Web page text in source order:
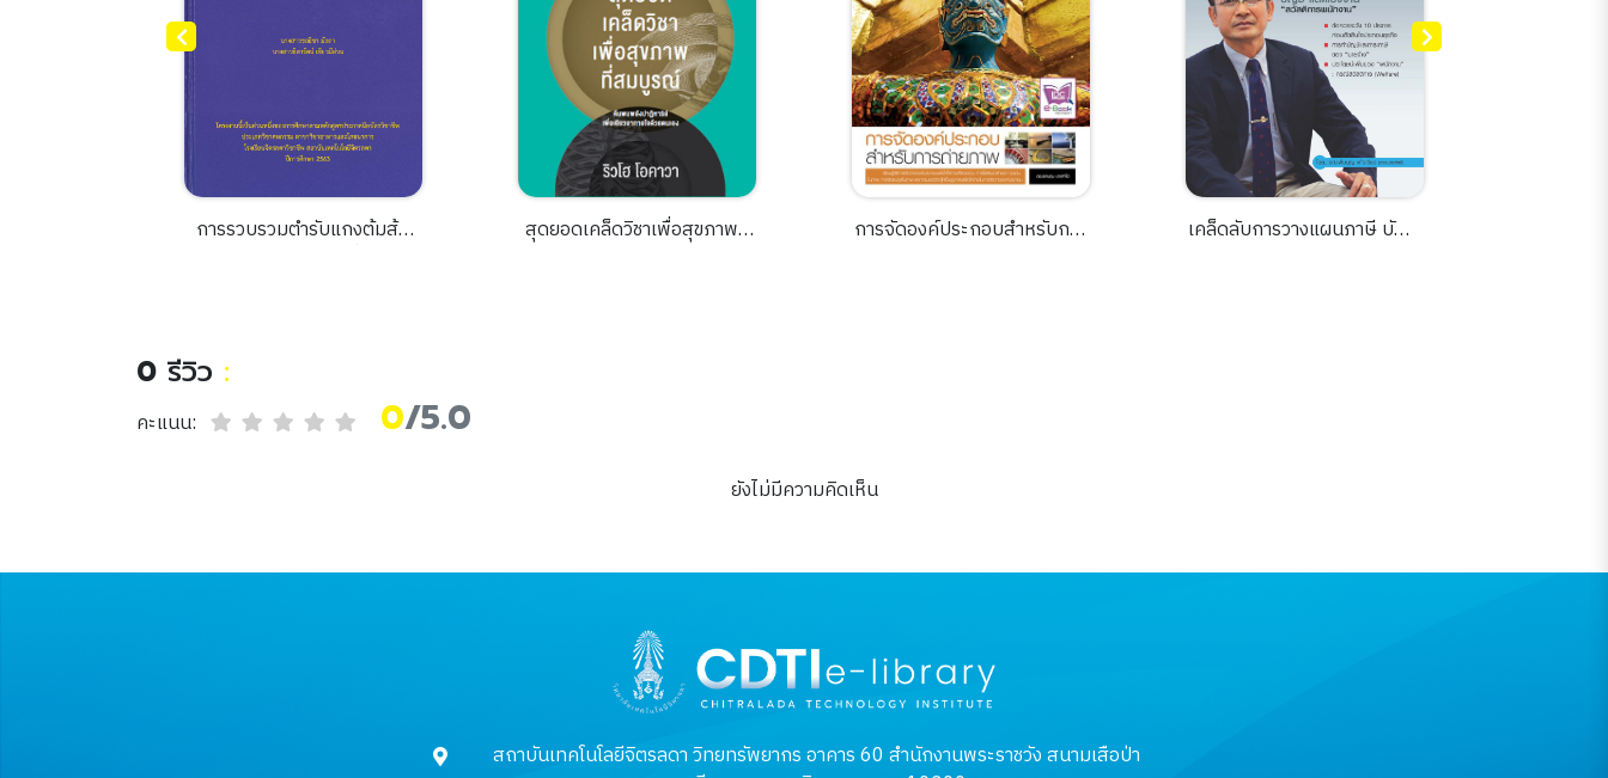
การรวบรวมตำรับแกงต้มส้ม
laos in the chitralada royal
สุดยอดเคล็ดวิชาเพื่อสุขภาพที่
การจัดองค์ประกอบสำหรับการ
เคล็ดลับการวางแผนภาษี บัญชี
0 รีวิว :
คะแนน: 0/5.0
ยังไม่มีความคิดเห็น
สถาบันเทคโนโลยีจิตรลดา วิทยทรัพยากร อาคาร 60 สำนักงานพระราชวัง สนามเสือป่า